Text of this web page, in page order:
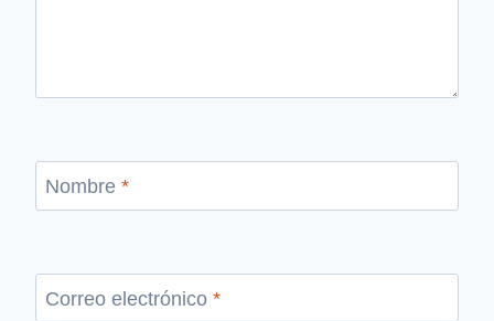
Nombre *
Correo electrónico *